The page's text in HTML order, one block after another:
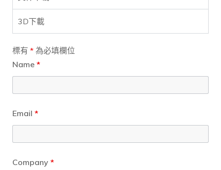
3D下載
標有 * 為必填欄位
Name *
Email *
Company *